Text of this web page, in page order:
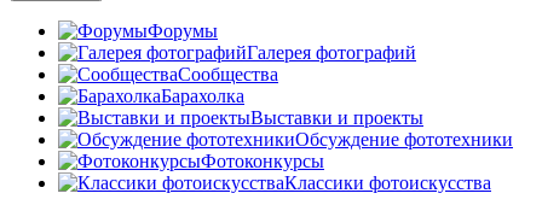
Форумы
Галерея фотографий
Сообщества
Барахолка
Выставки и проекты
Обсуждение фототехники
Фотоконкурсы
Классики фотоискусства